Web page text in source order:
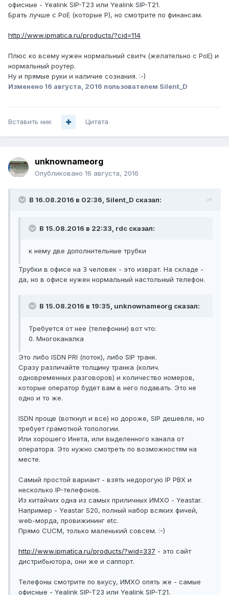
офисные - Yealink SIP-T23 или Yealink SIP-T21.
Брать лучше с PoE (которые P), но смотрите по финансам.
http://www.ipmatica.ru/products/?cid=114
Плюс ко всему нужен нормальный свитч (желательно с PoE) и
нормальный роутер.
Ну и прямые руки и наличие сознания. :-)
Изменено 16 августа, 2016 пользователем Silent_D
Вставить ник Цитата
unknownameorg
Опубликовано 16 августа, 2016
В 16.08.2016 в 02:36, Silent_D сказал:
В 15.08.2016 в 22:33, rdc сказал:
к нему две дополнительные трубки
Трубки в офисе на 3 человек - это изврат. На складе -
да, но в офисе нужен нормальный настольный телефон.
В 15.08.2016 в 19:35, unknownameorg сказал:
Требуется от нее (телефонии) вот что:
0. Многоканалка
Это либо ISDN PRI (поток), либо SIP транк.
Сразу различайте толщину транка (колич.
одновременных разговоров) и количество номеров,
которые оператор будет вам в него подавать. Это не
одно и то же.
ISDN проще (воткнул и все) но дороже, SIP дешевле, но
требует грамотной топологии.
Или хорошего Инета, или выделенного канала от
оператора. Это нужно смотреть по возможностям на
месте.
Самый простой вариант - взять недорогую IP PBX и
несколько IP-телефонов.
Из китайчих одна из самых приличных ИМХО - Yeastar.
Например - Yeastar S20, полный набор всяких фичей,
web-морда, провижининг etc.
Прямо CUCM, только маленький совсем. :-)
http://www.ipmatica.ru/products/?wid=337 - это сайт
дистрибьютора, они же и саппорт.
Телефоны смотрите по вкусу, ИМХО опять же - самые
офисные - Yealink SIP-T23 или Yealink SIP-T21.